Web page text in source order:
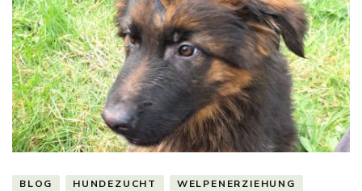
BLOG HUNDEZUCHT
WELPENERZIEHUNG